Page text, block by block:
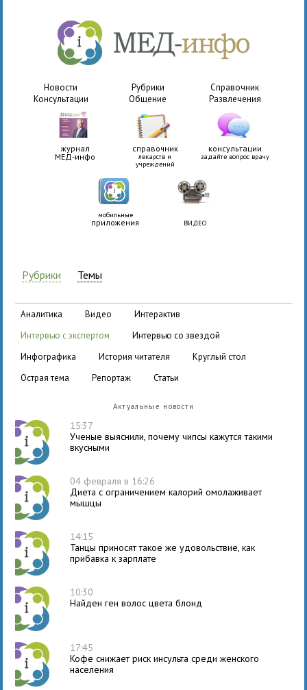
Новости Рубрики
Справочник
Консультации
Общение Развлечения
журнал
МЕД-инфо
справочник
лекарств и
учреждений
консультации
задайте вопрос врачу
мобильные
приложения ВИДЕО
Рубрики Темы
аналитика видео
интерактив
интервью с экспертом
интервью со звездой
инфографика
история читателя
круглый стол
острая тема
репортаж статьи
Актуальные новости
15:37
Ученые выяснили, почему чипсы кажутся такими
вкусными
04 февраля в 16:26
Диета с ограничением калорий омолаживает
мышцы
14:15
Танцы приносят такое же удовольствие, как
прибавка к зарплате
10:30
Найден ген волос цвета блонд
17:45
Кофе снижает риск инсульта среди женского
населения